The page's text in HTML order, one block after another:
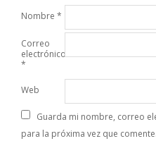
Nombre *
Correo
electrónico
*
Web
Guarda mi nombre, correo
para la próxima vez que comente.